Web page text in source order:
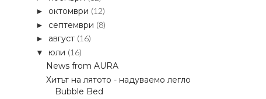
► октомври (12)
► септември (8)
► август (16)
▼ юли (16)
News from AURA
Хитът на лятото - надуваемо легло
Bubble Bed